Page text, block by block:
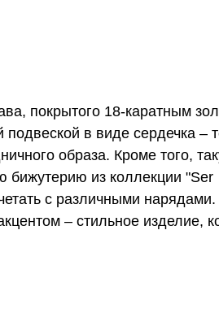
покрытого 18-каратным
в виде сердечка –
образа. Кроме того,
бижутерию из коллекции "Ser
с различными
– стильное изделие,